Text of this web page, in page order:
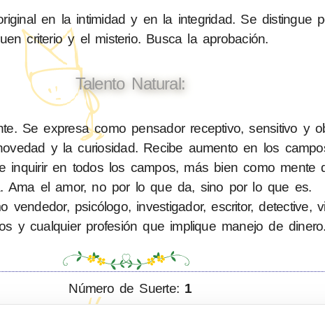
en la intimidad y en la integridad. Se distingue
criterio y el misterio. Busca la aprobación.
Talento Natural:
Se expresa como pensador receptivo, sensitivo y
y la curiosidad. Recibe aumento en los
inquirir en todos los campos, más bien como mente
Ama el amor, no por lo que da, sino por lo que es.
vendedor, psicólogo, investigador, escritor, detective,
y cualquier profesión que implique manejo de dinero.
Número de Suerte: 1